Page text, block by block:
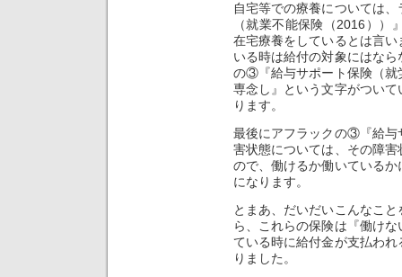
自宅等での療養については
（就業不能保険（2016））
在宅療養をしているとは言
いる時は給付の対象にはな
の③『給与サポート保険（就
専念し』という文字がつい
ります。
最後にアフラックの③『給与
害状態については、その障
ので、働けるか働いている
になります。
とまあ、だいだいこんなこ
ら、これらの保険は『働け
ている時に給付金が支払わ
りました。